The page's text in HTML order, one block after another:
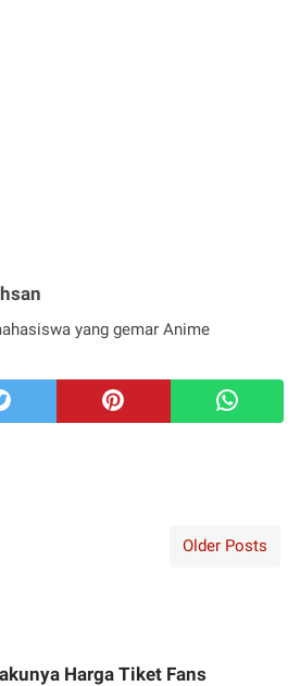
yang gemar Anime
Older Posts
Harga Tiket Fans